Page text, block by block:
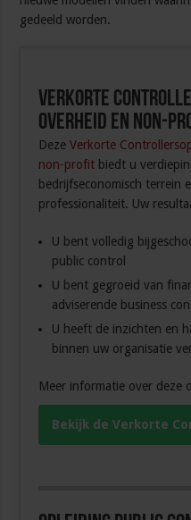
gedeeld worden.
Verkorte
overheid en non-
DezeVerkorte
non-profit biedt u
bedrijfseconomisch terrein
professionaliteit. Uw
U bent volledig
public control
U bent gegroeid van
adviserende business
U heeft de inzichten en
binnen uw organisatie
Meer informatie over deze
Bekijk de Verkorte